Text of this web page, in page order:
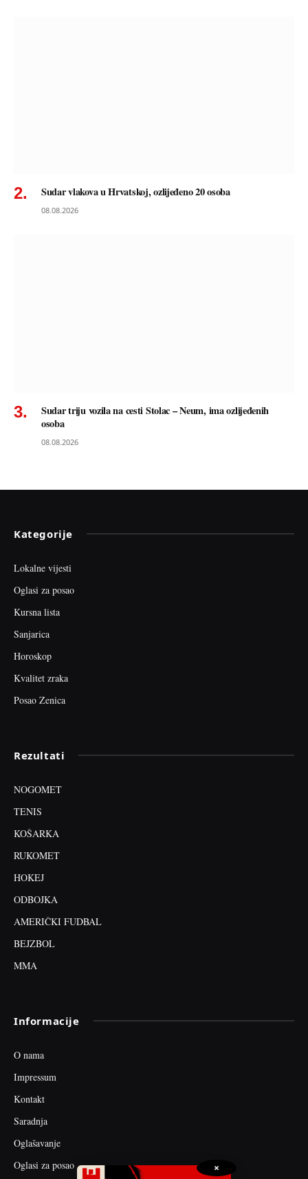
Sudar vlakova u Hrvatskoj, ozlijeđeno 20 osoba
08.08.2026
Sudar triju vozila na cesti Stolac – Neum, ima ozlijeđenih
osoba
08.08.2026
Kategorije
Lokalne vijesti
Oglasi za posao
Kursna lista
Sanjarica
Horoskop
Kvalitet zraka
Posao Zenica
Rezultati
NOGOMET
TENIS
KOŠARKA
RUKOMET
HOKEJ
ODBOJKA
AMERIČKI FUDBAL
BEJZBOL
MMA
Informacije
O nama
Impressum
Kontakt
Saradnja
Oglašavanje
Oglasi za posao
×